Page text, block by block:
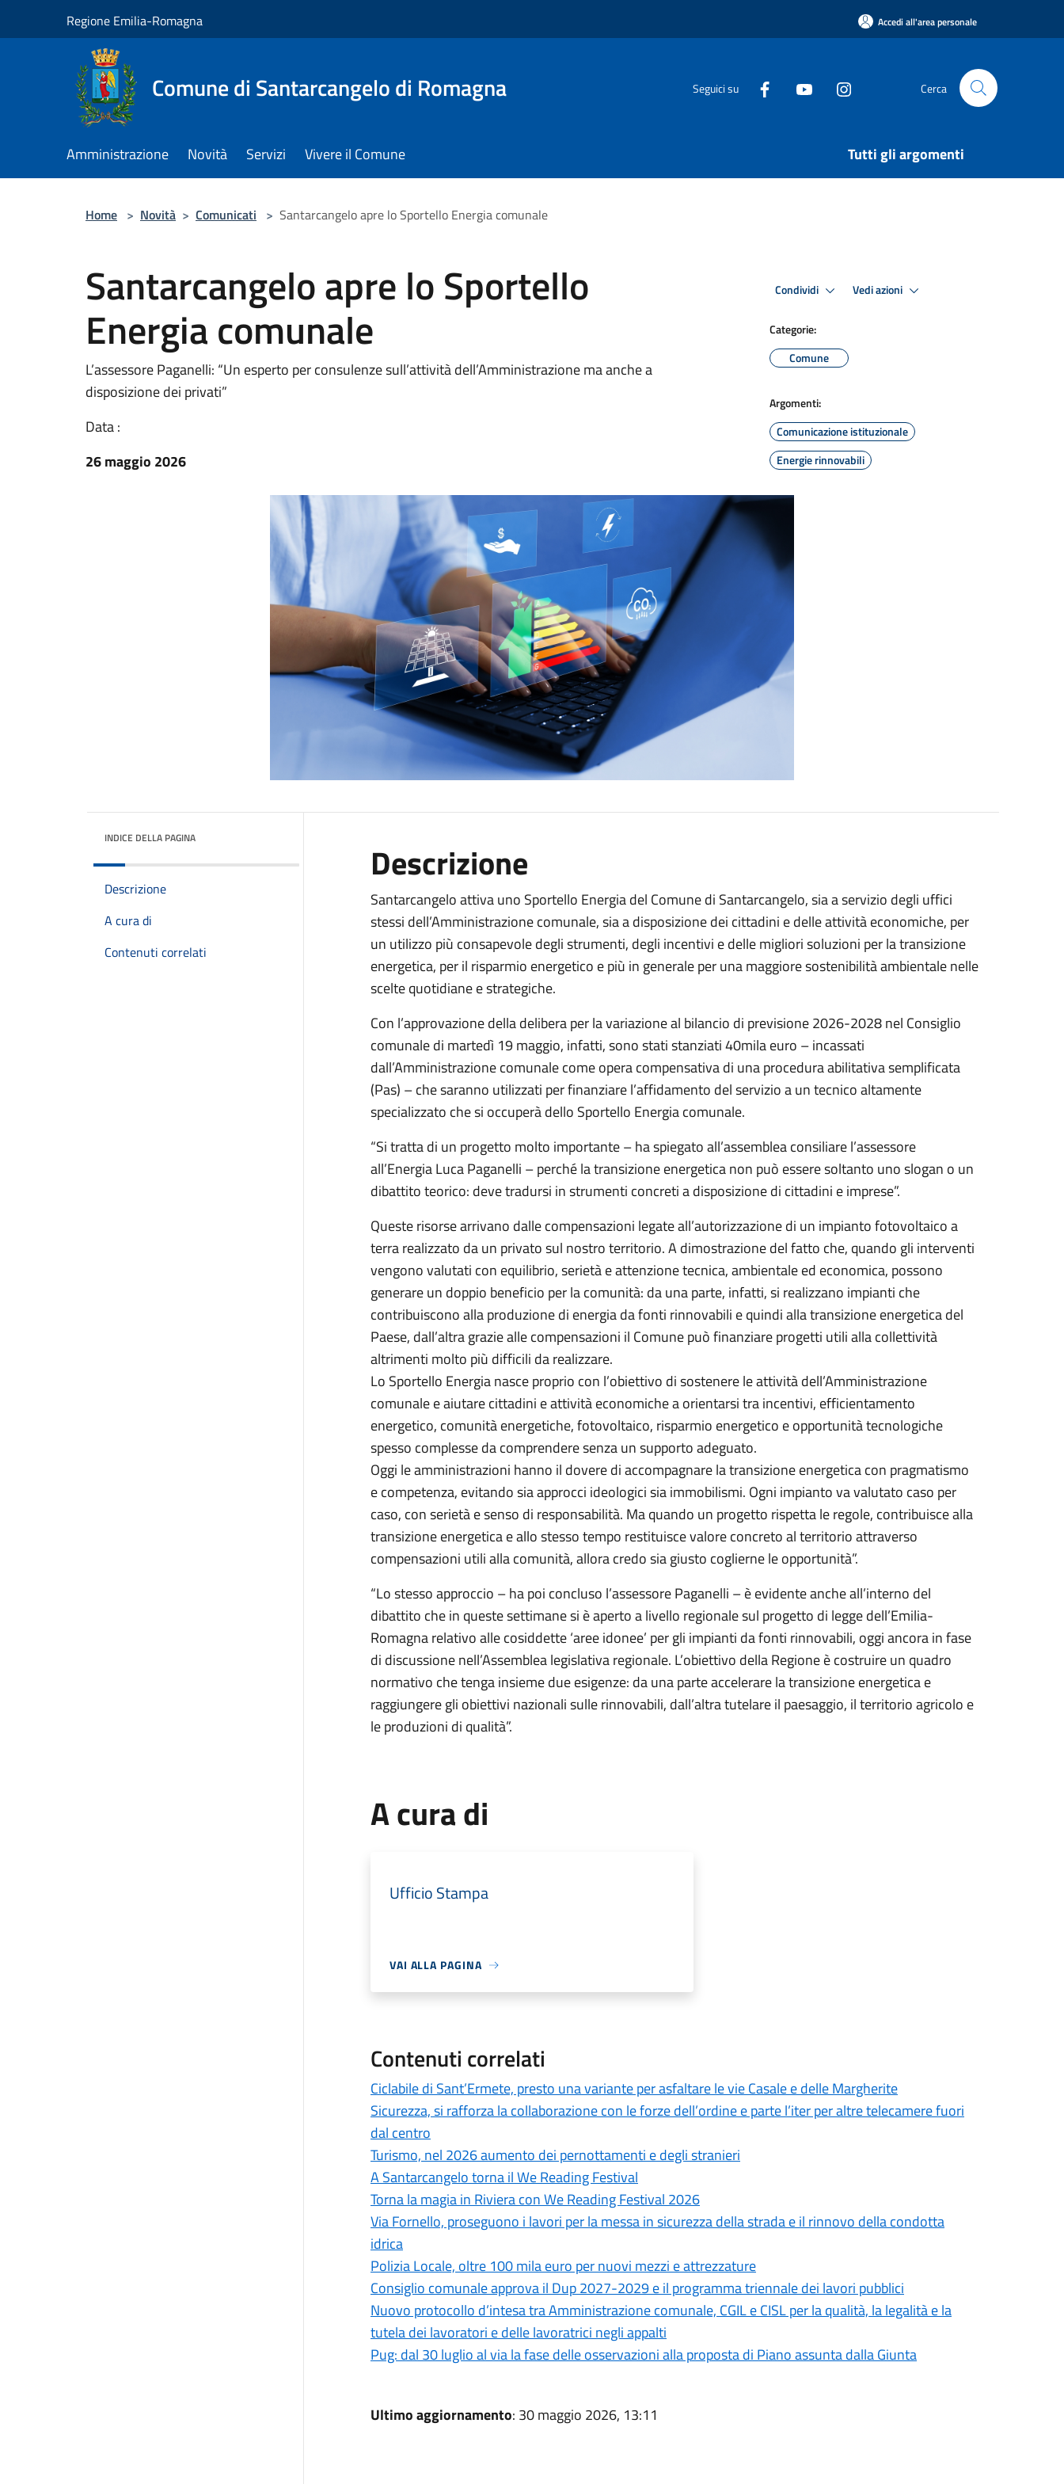
Regione Emilia-Romagna Accedi all'area personale
Comune di Santarcangelo di Romagna Seguici su Cerca
Amministrazione Novità Servizi Vivere il Comune Tutti gli argomenti
Home > Novità > Comunicati > Santarcangelo apre lo Sportello Energia comunale
Santarcangelo apre lo Sportello
Energia comunale
L’assessore Paganelli: “Un esperto per consulenze sull’attività dell’Amministrazione ma anche a
disposizione dei privati”
Data :
26 maggio 2026
Condividi Vedi azioni
Categorie:
Comune
Argomenti:
Comunicazione istituzionale
Energie rinnovabili
INDICE DELLA PAGINA
Descrizione
A cura di
Contenuti correlati
Descrizione
Santarcangelo attiva uno Sportello Energia del Comune di Santarcangelo, sia a servizio degli uffici
stessi dell’Amministrazione comunale, sia a disposizione dei cittadini e delle attività economiche, per
un utilizzo più consapevole degli strumenti, degli incentivi e delle migliori soluzioni per la transizione
energetica, per il risparmio energetico e più in generale per una maggiore sostenibilità ambientale nelle
scelte quotidiane e strategiche.
Con l’approvazione della delibera per la variazione al bilancio di previsione 2026-2028 nel Consiglio
comunale di martedì 19 maggio, infatti, sono stati stanziati 40mila euro – incassati
dall’Amministrazione comunale come opera compensativa di una procedura abilitativa semplificata
(Pas) – che saranno utilizzati per finanziare l’affidamento del servizio a un tecnico altamente
specializzato che si occuperà dello Sportello Energia comunale.
“Si tratta di un progetto molto importante – ha spiegato all’assemblea consiliare l’assessore
all’Energia Luca Paganelli – perché la transizione energetica non può essere soltanto uno slogan o un
dibattito teorico: deve tradursi in strumenti concreti a disposizione di cittadini e imprese”.
Queste risorse arrivano dalle compensazioni legate all’autorizzazione di un impianto fotovoltaico a
terra realizzato da un privato sul nostro territorio. A dimostrazione del fatto che, quando gli interventi
vengono valutati con equilibrio, serietà e attenzione tecnica, ambientale ed economica, possono
generare un doppio beneficio per la comunità: da una parte, infatti, si realizzano impianti che
contribuiscono alla produzione di energia da fonti rinnovabili e quindi alla transizione energetica del
Paese, dall’altra grazie alle compensazioni il Comune può finanziare progetti utili alla collettività
altrimenti molto più difficili da realizzare.
Lo Sportello Energia nasce proprio con l’obiettivo di sostenere le attività dell’Amministrazione
comunale e aiutare cittadini e attività economiche a orientarsi tra incentivi, efficientamento
energetico, comunità energetiche, fotovoltaico, risparmio energetico e opportunità tecnologiche
spesso complesse da comprendere senza un supporto adeguato.
Oggi le amministrazioni hanno il dovere di accompagnare la transizione energetica con pragmatismo
e competenza, evitando sia approcci ideologici sia immobilismi. Ogni impianto va valutato caso per
caso, con serietà e senso di responsabilità. Ma quando un progetto rispetta le regole, contribuisce alla
transizione energetica e allo stesso tempo restituisce valore concreto al territorio attraverso
compensazioni utili alla comunità, allora credo sia giusto coglierne le opportunità”.
“Lo stesso approccio – ha poi concluso l’assessore Paganelli – è evidente anche all’interno del
dibattito che in queste settimane si è aperto a livello regionale sul progetto di legge dell’Emilia-
Romagna relativo alle cosiddette ‘aree idonee’ per gli impianti da fonti rinnovabili, oggi ancora in fase
di discussione nell’Assemblea legislativa regionale. L’obiettivo della Regione è costruire un quadro
normativo che tenga insieme due esigenze: da una parte accelerare la transizione energetica e
raggiungere gli obiettivi nazionali sulle rinnovabili, dall’altra tutelare il paesaggio, il territorio agricolo e
le produzioni di qualità”.
A cura di
Ufficio Stampa
VAI ALLA PAGINA
Contenuti correlati
Ciclabile di Sant’Ermete, presto una variante per asfaltare le vie Casale e delle Margherite
Sicurezza, si rafforza la collaborazione con le forze dell’ordine e parte l’iter per altre telecamere fuori
dal centro
Turismo, nel 2026 aumento dei pernottamenti e degli stranieri
A Santarcangelo torna il We Reading Festival
Torna la magia in Riviera con We Reading Festival 2026
Via Fornello, proseguono i lavori per la messa in sicurezza della strada e il rinnovo della condotta
idrica
Polizia Locale, oltre 100 mila euro per nuovi mezzi e attrezzature
Consiglio comunale approva il Dup 2027-2029 e il programma triennale dei lavori pubblici
Nuovo protocollo d’intesa tra Amministrazione comunale, CGIL e CISL per la qualità, la legalità e la
tutela dei lavoratori e delle lavoratrici negli appalti
Pug: dal 30 luglio al via la fase delle osservazioni alla proposta di Piano assunta dalla Giunta
Ultimo aggiornamento: 30 maggio 2026, 13:11